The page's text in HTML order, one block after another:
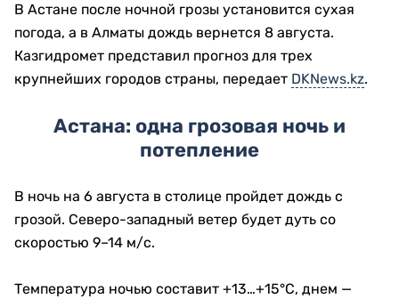
В Астане после ночной грозы установится сухая
погода, а в Алматы дождь вернется 8 августа.
Казгидромет представил прогноз для трех
крупнейших городов страны, передает DKNews.kz.
Астана: одна грозовая ночь и
потепление
В ночь на 6 августа в столице пройдет дождь с
грозой. Северо-западный ветер будет дуть со
скоростью 9–14 м/с.
Температура ночью составит +13…+15°C, днем —